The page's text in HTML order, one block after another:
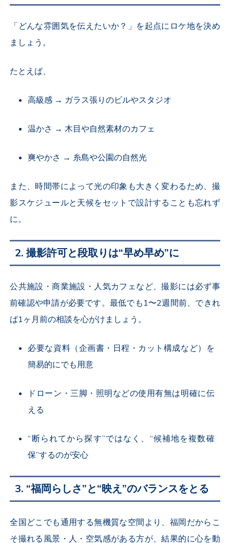
「どんな雰囲気を伝えたいか？」を起点にロケ地を決め
ましょう。
たとえば、
高級感 → ガラス張りのビルやスタジオ
温かさ →木目や自然素材のカフェ
爽やかさ →糸島や公園の自然光
また、時間帯によって光の印象も大きく変わるため、撮
影スケジュールと天候をセットで設計することも忘れず
に。
2.撮影許可と段取りは“早め早め”に
公共施設・商業施設・人気カフェなど、撮影には必ず事
前確認や申請が必要です。最低でも1〜2週間前、できれ
ば1ヶ月前の相談を心がけましょう。
必要な資料（企画書・日程・カット構成など）を
簡易的にでも用意
ドローン・三脚・照明などの使用有無は明確に伝
える
“断られてから探す”ではなく、“候補地を複数確
保”するのが安心
3. “福岡らしさ”と“映え”のバランスをとる
全国どこでも通用する無機質な空間より、福岡だからこ
そ撮れる風景・人・空気感がある方が、結果的に心を動